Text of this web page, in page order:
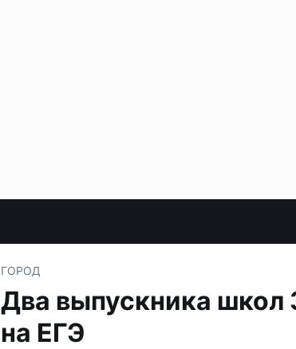
ГОРОД
Два выпускника школ
на ЕГЭ